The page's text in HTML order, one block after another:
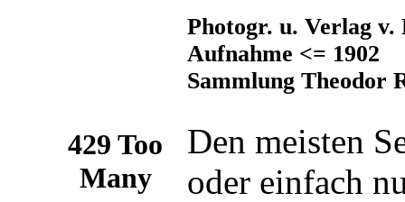
Photogr. u. Verlag
Aufnahme <= 1902
Sammlung Theodor
Den meisten
oder einfach